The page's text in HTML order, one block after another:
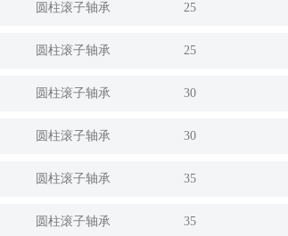
圆柱滚子轴承 25
圆柱滚子轴承 25
圆柱滚子轴承 30
圆柱滚子轴承 30
圆柱滚子轴承 35
圆柱滚子轴承 35